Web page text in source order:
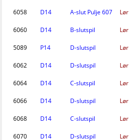
6058 D14 A-slut Pulje 607 Lør
6060 D14 B-slutspil Lør
5089 P14 D-slutspil Lør
6062 D14 D-slutspil Lør
6064 D14 C-slutspil Lør
6066 D14 D-slutspil Lør
6068 D14 C-slutspil Lør
6070 D14 D-slutspil Lør